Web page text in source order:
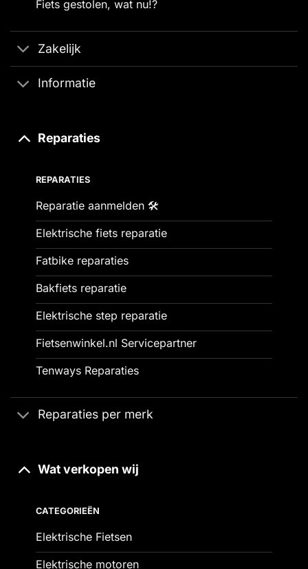
Fiets gestolen, wat nu!?
Zakelijk
Informatie
Reparaties
REPARATIES
Reparatie aanmelden 🛠️
Elektrische fiets reparatie
Fatbike reparaties
Bakfiets reparatie
Elektrische step reparatie
Fietsenwinkel.nl Servicepartner
Tenways Reparaties
Reparaties per merk
Wat verkopen wij
CATEGORIEËN
Elektrische Fietsen
Elektrische motoren